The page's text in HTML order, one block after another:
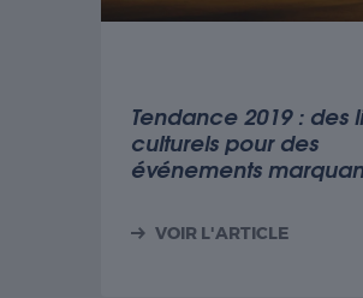
Tendance 2019 : des
culturels pour des
événements
VOIR L'ARTICLE